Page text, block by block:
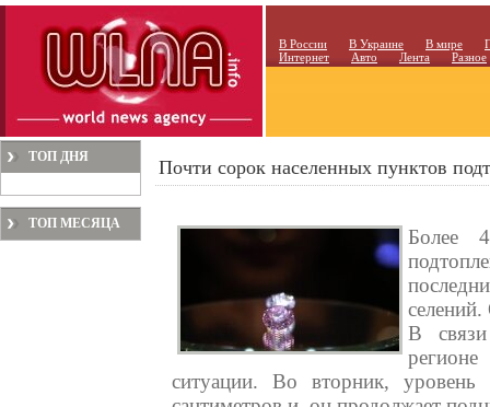
В России В Украине В мире
Интернет
Авто Лента Разное
ТОП ДНЯ
ТОП МЕСЯЦА
Почти сорок населенных пунктов
Более
селений.
В
ситуации. Во вторник,